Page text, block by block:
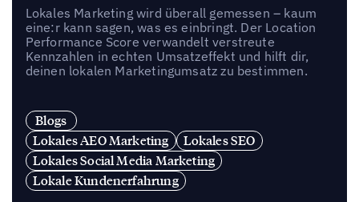
Lokales Marketing wird überall gemessen – kaum
eine:r kann sagen, was es einbringt. Der Location
Performance Score verwandelt verstreute
Kennzahlen in echten Umsatzeffekt und hilft dir,
deinen lokalen Marketingumsatz zu bestimmen.
Blogs
Lokales AEO Marketing
Lokales SEO
Lokales Social Media Marketing
Lokale Kundenerfahrung